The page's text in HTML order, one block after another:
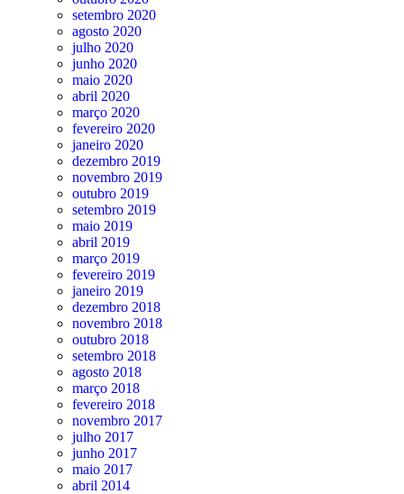
setembro 2020
agosto 2020
julho 2020
junho 2020
maio 2020
abril 2020
março 2020
fevereiro 2020
janeiro 2020
dezembro 2019
novembro 2019
outubro 2019
setembro 2019
maio 2019
abril 2019
março 2019
fevereiro 2019
janeiro 2019
dezembro 2018
novembro 2018
outubro 2018
setembro 2018
agosto 2018
março 2018
fevereiro 2018
novembro 2017
julho 2017
junho 2017
maio 2017
abril 2014